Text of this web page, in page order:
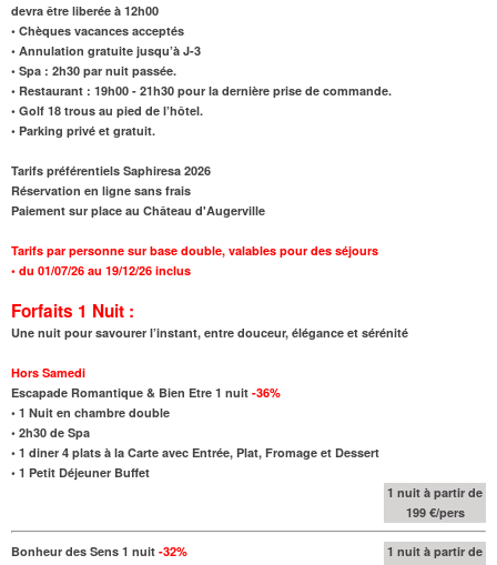
devra être liberée à 12h00
• Chèques vacances acceptés
• Annulation gratuite jusqu’à J-3
• Spa : 2h30 par nuit passée.
• Restaurant : 19h00 - 21h30 pour la dernière prise de commande.
• Golf 18 trous au pied de l’hôtel.
• Parking privé et gratuit.
Tarifs préférentiels Saphiresa 2026
Réservation en ligne sans frais
Paiement sur place au Château d'Augerville
Tarifs par personne sur base double, valables pour des séjours
• du 01/07/26 au 19/12/26 inclus
Forfaits 1 Nuit :
Une nuit pour savourer l’instant, entre douceur, élégance et sérénité
Hors Samedi
Escapade Romantique & Bien Etre 1 nuit -36%
• 1 Nuit en chambre double
• 2h30 de Spa
• 1 diner 4 plats à la Carte avec Entrée, Plat, Fromage et Dessert
• 1 Petit Déjeuner Buffet
1 nuit à partir de
199 €/pers
Bonheur des Sens 1 nuit -32%
1 nuit à partir de